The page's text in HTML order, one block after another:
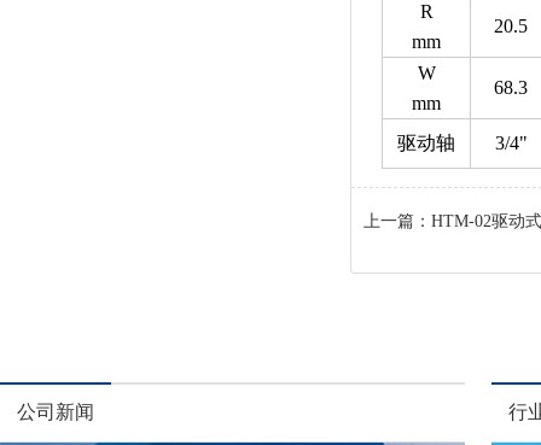
R
mm
20.5
W
mm
68.3
驱动轴 3/4"
上一篇： HTM-02驱动
公司新闻 行